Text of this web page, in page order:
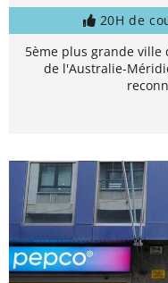
20H de
5ème plus grande ville
de l'Australie-